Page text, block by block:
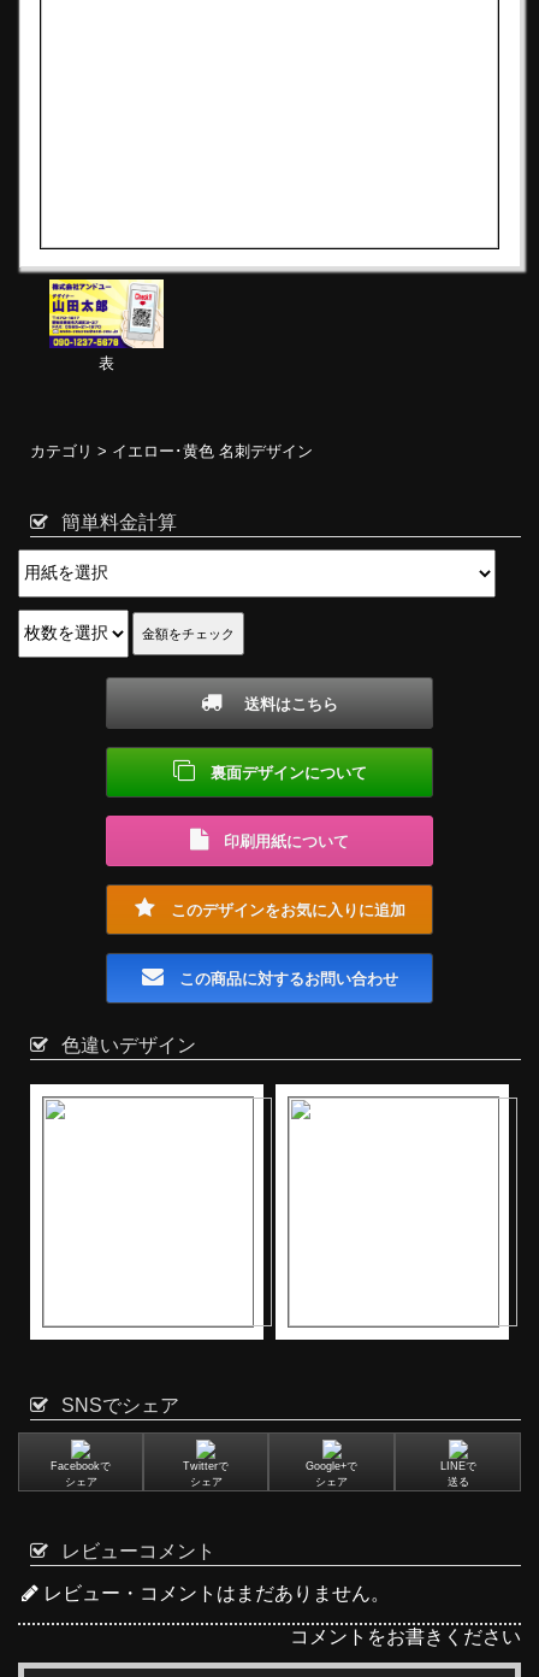
表
カテゴリ > イエロー･黄色 名刺デザイン
簡単料金計算
送料はこちら
裏面デザインについて
印刷用紙について
このデザインをお気に入りに追加
この商品に対するお問い合わせ
色違いデザイン
SNSでシェア
Facebookで
シェア
Twitterで
シェア
Google+で
シェア
LINEで
送る
レビューコメント
レビュー・コメントはまだありません。
コメントをお書きください